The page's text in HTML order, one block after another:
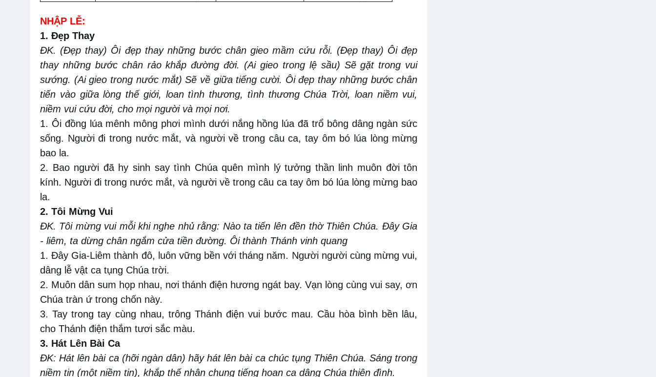
NHẬP LỄ:
1. Đẹp Thay
ĐK. (Đẹp thay) Ôi đẹp thay những bước chân gieo mầm cứu rỗi. (Đẹp thay) Ôi đẹp
thay những bước chân rảo khắp đường đời. (Ai gieo trong lệ sầu) Sẽ gặt trong vui
sướng. (Ai gieo trong nước mắt) Sẽ về giữa tiếng cười. Ôi đẹp thay những bước chân
tiến vào giữa lòng thế giới, loan tình thương, tình thương Chúa Trời, loan niềm vui,
niềm vui cứu đời, cho mọi người và mọi nơi.
1. Ôi đồng lúa mênh mông phơi mình dưới nắng hồng lúa đã trổ bông dâng ngàn sức
sống. Người đi trong nước mắt, và người về trong câu ca, tay ôm bó lúa lòng mừng
bao la.
2. Bao người đã hy sinh say tình Chúa quên mình lý tưởng thần linh muôn đời tôn
kính. Người đi trong nước mắt, và người về trong câu ca tay ôm bó lúa lòng mừng bao
la.
2. Tôi Mừng Vui
ĐK. Tôi mừng vui mỗi khi nghe nhủ rằng: Nào ta tiến lên đền thờ Thiên Chúa. Đây Gia
- liêm, ta dừng chân ngắm cửa tiền đường. Ôi thành Thánh vinh quang
1. Đây Gia-Liêm thành đô, luôn vững bền với tháng năm. Người người cùng mừng vui,
dâng lễ vật ca tụng Chúa trời.
2. Muôn dân sum họp nhau, nơi thánh điện hương ngát bay. Vạn lòng cùng vui say, ơn
Chúa tràn ứ trong chốn này.
3. Tay trong tay cùng nhau, trông Thánh điện vui bước mau. Cầu hòa bình bền lâu,
cho Thánh điện thắm tươi sắc màu.
3. Hát Lên Bài Ca
ÐK: Hát lên bài ca (hỡi ngàn dân) hãy hát lên bài ca chúc tụng Thiên Chúa. Sáng trong
niềm tin (một niềm tin), khắp thế nhân chung tiếng hoan ca dâng Chúa thiên đình.